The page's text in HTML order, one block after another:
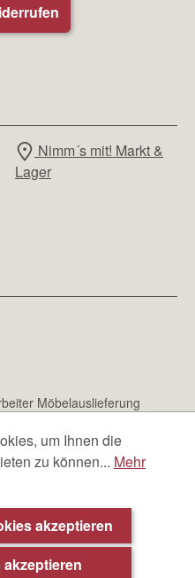
Nimm´s mit! Markt &
Lager
Möbelauslieferung
um Ihnen die
zu können... Mehr
akzeptieren